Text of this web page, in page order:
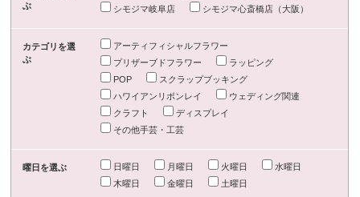
ぶ
シモジマ岐阜店
シモジマ心斎橋店（大阪）
カテゴリを選
ぶ
アーティフィシャルフラワー
プリザーブドフラワー
ラッピング
POP
スクラップブッキング
ハワイアンリボンレイ
ウェディング関連
クラフト
ディスプレイ
その他手芸・工芸
曜日を選ぶ 日曜日 月曜日 火曜日
水曜日
木曜日
金曜日 土曜日